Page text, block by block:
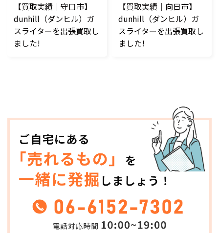
【買取実績｜守口市】
dunhill（ダンヒル）ガ
スライターを出張買取し
ました!
【買取実績｜向日市】
dunhill（ダンヒル）ガ
スライターを出張買取し
ました!